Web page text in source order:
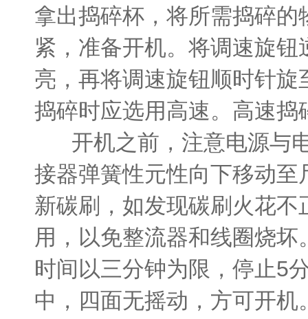
拿出捣碎杯，将所需捣碎
紧，准备开机。将调速旋
亮，再将调速旋钮顺时针
捣碎时应选用高速。高速
开机之前，注意电源与电
接器弹簧性元性向下移动
新碳刷，如发现碳刷火花
用，以免整流器和线圈烧
时间以三分钟为限，停止5
中，四面无摇动，方可开